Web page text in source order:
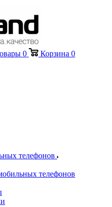
0 Корзина 0
телефонов
телефонов